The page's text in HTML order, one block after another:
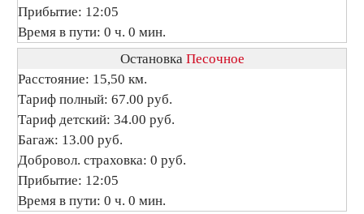
Прибытие: 12:05
Время в пути: 0 ч. 0 мин.
Остановка Песочное
Расстояние: 15,50 км.
Тариф полный: 67.00 руб.
Тариф детский: 34.00 руб.
Багаж: 13.00 руб.
Добровол. страховка: 0 руб.
Прибытие: 12:05
Время в пути: 0 ч. 0 мин.